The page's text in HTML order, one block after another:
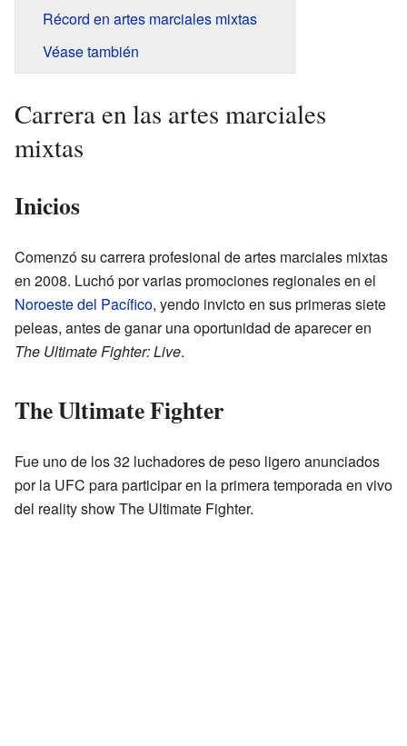
Récord en artes marciales mixtas
Véase también
Carrera en las artes marciales
mixtas
Inicios
Comenzó su carrera profesional de artes marciales mixtas
en 2008. Luchó por varias promociones regionales en el
Noroeste del Pacífico, yendo invicto en sus primeras siete
peleas, antes de ganar una oportunidad de aparecer en
The Ultimate Fighter: Live.
The Ultimate Fighter
Fue uno de los 32 luchadores de peso ligero anunciados
por la UFC para participar en la primera temporada en vivo
del reality show The Ultimate Fighter.